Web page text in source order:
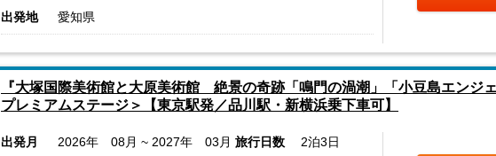
出発地 愛知県
『大塚国際美術館と大原美術館 絶景の奇跡「鳴門の渦潮」「小豆島エンジ
プレミアムステージ＞【東京駅発／品川駅・新横浜乗下車可】
出発月 2026年 08月 ~ 2027年 03月 旅行日数 2泊3日